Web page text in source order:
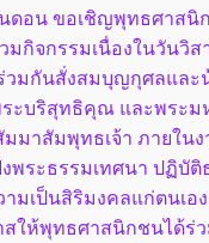
ดอน ขอเชิญพุทธศาสนิ
กิจกรรมเนื่องในวันวิส
วมกันสั่งสมบุญกุศลและ
ะบริสุทธิคุณ และพระ
มาสัมพุทธเจ้า ภายใน
ระธรรมเทศนา ปฏิบัติ
ามเป็นสิริมงคลแก่ตนเอ
สให้พุทธศาสนิกชนได้ร่